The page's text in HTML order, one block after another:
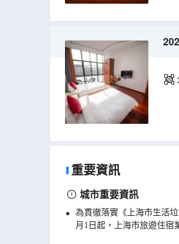
202
重要資訊
城市重要資訊
為貫徹落實《上海市生活
月1日起，上海市旅遊住宿